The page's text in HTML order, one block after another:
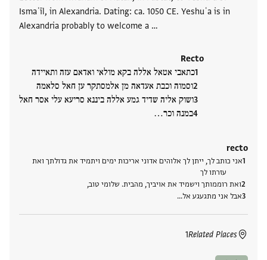
Ismaʿīl, in Alexandria. Dating: ca. 1050 CE. Yeshuʿa is in
Alexandria probably to welcome a …
Recto
כתאבי אטאל אללה בקא מולאי ואדאם עזה ותאיידה
וסמוה וכבת אעדאה מן אלמסתקר ען חאל סלאמה
ושוק אליה שדיד גמע אללה ביננא סריעא עלי אסר חאל
במנה וכר‮…
recto
אני כותב לך, ייתן לך אלוהים אדוני אריכות ימים ויתמיד את גדולתך ואת
עזרתו לך
ואת רוממותך וישמיד את אויביך, מהבית. שלומי טוב,
אבל אני מתגעגע אל‮…
Related Places
1